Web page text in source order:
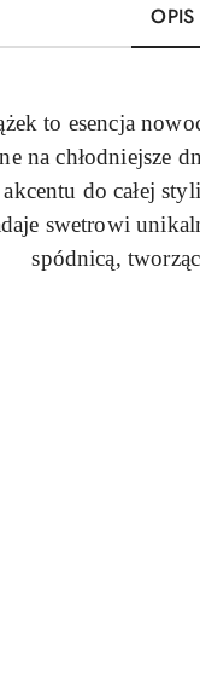
OPIS
to esencja
na chłodniejsze
akcentu do całej
swetrowi
spódnicą,